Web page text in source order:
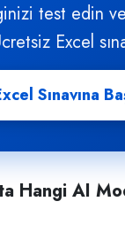
test edin
Excel
Sınavına
Hangi AI